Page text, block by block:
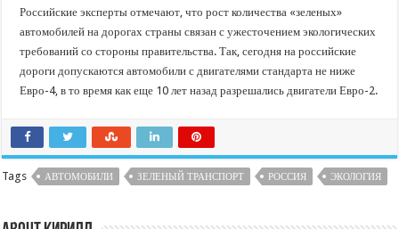
Российские эксперты отмечают, что рост количества «зеленых»
автомобилей на дорогах страны связан с ужесточением экологических
требований со стороны правительства. Так, сегодня на российские
дороги допускаются автомобили с двигателями стандарта не ниже
Евро-4, в то время как еще 10 лет назад разрешались двигатели Евро-2.
Tags АВТОМОБИЛИ ЗЕЛЕНЫЙ ТРАНСПОРТ РОССИЯ ЭКОЛОГИЯ